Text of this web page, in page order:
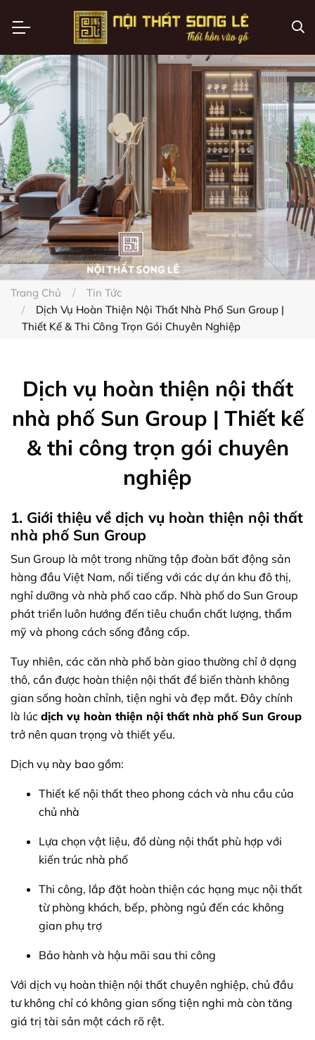
Trang Chủ
Tin Tức
Dịch Vụ Hoàn Thiện Nội Thất Nhà Phố Sun Group |
Thiết Kế & Thi Công Trọn Gói Chuyên Nghiệp
Dịch vụ hoàn thiện nội thất
nhà phố Sun Group | Thiết kế
& thi công trọn gói chuyên
nghiệp
1. Giới thiệu về dịch vụ hoàn thiện nội thất
nhà phố Sun Group
Sun Group là một trong những tập đoàn bất động sản
hàng đầu Việt Nam, nổi tiếng với các dự án khu đô thị,
nghỉ dưỡng và nhà phố cao cấp. Nhà phố do Sun Group
phát triển luôn hướng đến tiêu chuẩn chất lượng, thẩm
mỹ và phong cách sống đẳng cấp.
Tuy nhiên, các căn nhà phố bàn giao thường chỉ ở dạng
thô, cần được hoàn thiện nội thất để biến thành không
gian sống hoàn chỉnh, tiện nghi và đẹp mắt. Đây chính
là lúc dịch vụ hoàn thiện nội thất nhà phố Sun Group
trở nên quan trọng và thiết yếu.
Dịch vụ này bao gồm:
Thiết kế nội thất theo phong cách và nhu cầu của
chủ nhà
Lựa chọn vật liệu, đồ dùng nội thất phù hợp với
kiến trúc nhà phố
Thi công, lắp đặt hoàn thiện các hạng mục nội thất
từ phòng khách, bếp, phòng ngủ đến các không
gian phụ trợ
Bảo hành và hậu mãi sau thi công
Với dịch vụ hoàn thiện nội thất chuyên nghiệp, chủ đầu
tư không chỉ có không gian sống tiện nghi mà còn tăng
giá trị tài sản một cách rõ rệt.